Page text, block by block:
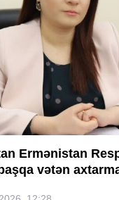
Ermənistan
vətən